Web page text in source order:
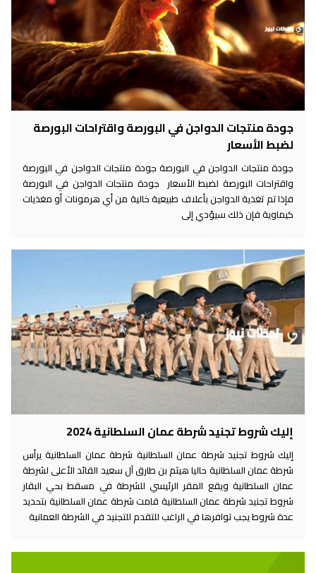
جودة منتجات الدواجن في البورصة واقتراحات البورصة
لضبط الأسعار
جودة منتجات الدواجن في البورصة جودة منتجات الدواجن في البورصة
واقتراحات البورصة لضبط الأسعار جودة منتجات الدواجن في البورصة
فإذا تم تغذية الدواجن بأعلاف طبيعية خالية من أي هرمونات أو مغذيات
كيماوية فإن ذلك سيؤدي إلى
إليك شروط تجنيد شرطة عمان السلطانية 2024
إليك شروط تجنيد شرطة عمان السلطانية شرطة عمان السلطانية يرأس
شرطة عمان السلطانية حاليا هيثم بن طارق آل سعيد القائد الأعلى لشرطة
عمان السلطانية ويقع المقر الرئيسي للشرطة في مسقط بحي البقار
شروط تجنيد شرطة عمان السلطانية قامت شرطة عمان السلطانية بتحديد
عدة شروط يجب توافرها في الراغب للتقدم للتجنيد في الشرطة العمانية